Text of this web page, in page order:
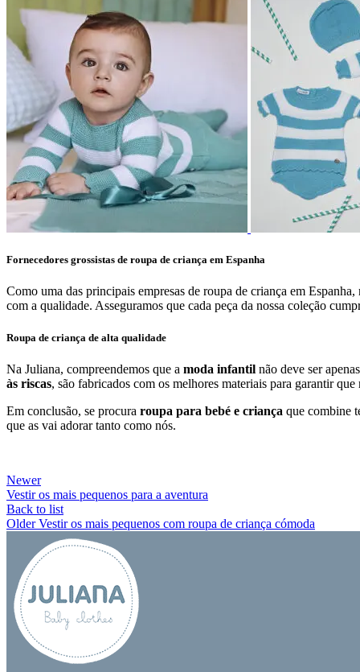
Fornecedores grossistas de roupa de criança em Espanha
Como uma das principais empresas de roupa de criança em
com a qualidade. Asseguramos que cada peça da nossa coleção
Roupa de criança de alta qualidade
Na Juliana, compreendemos que a moda infantil não deve ser
às riscas, são fabricados com os melhores materiais para garantir
Em conclusão, se procura roupa para bebé e criança que combine
que as vai adorar tanto como nós.
Newer
Vestir os mais pequenos para a aventura
Back to list
Older Vestir os mais pequenos com roupa de criança cómoda